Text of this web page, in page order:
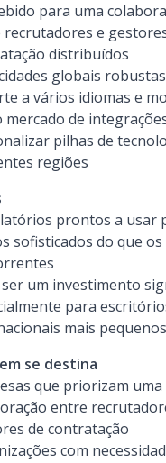
para uma
e
distribuídos
globais
a vários idiomas e
mercado de
pilhas de
regiões
prontos a usar
sofisticados do que os
ser um investimento
para
mais pequenos
se destina
que priorizam
entre
de contratação
com